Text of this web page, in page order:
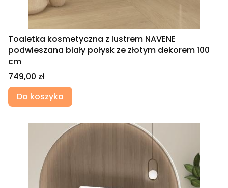
Toaletka kosmetyczna z lustrem NAVENE
podwieszana biały połysk ze złotym dekorem 100
cm
Cena
749,00 zł
Do koszyka